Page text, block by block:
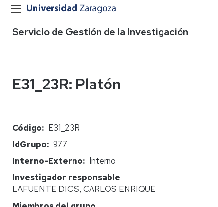
Servicio de Gestión de la Investigación
E31_23R: Platón
Código
E31_23R
IdGrupo
977
Interno-Externo
Interno
Investigador responsable
LAFUENTE DIOS, CARLOS ENRIQUE